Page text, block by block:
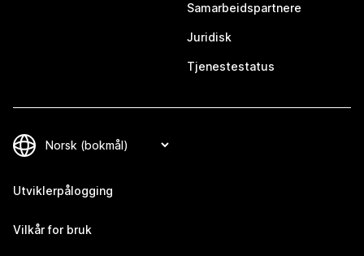
Samarbeidspartnere
Juridisk
Tjenestestatus
Utviklerpålogging
Vilkår for bruk